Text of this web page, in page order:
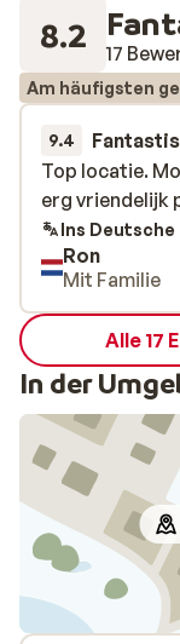
8.2 17
Am häufigsten
9.4
Top locatie.
erg vriendelijk
Top locatie.
erg vriendelijk
Ins Deutsche
Ron
Mit Familie
Alle 17
In der